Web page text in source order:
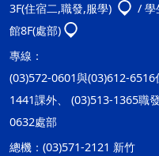
3F(住宿二,職發,服學)
/ 學
館8F(處部)
專線：
(03)572-0601與(03)612-
1441課外、 (03)513-1365職
0632處部
總機： (03)571-2121 新竹